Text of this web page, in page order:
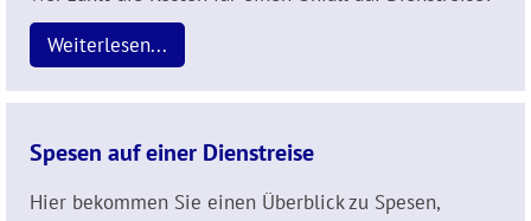
Weiterlesen...
Spesen auf einer Dienstreise
Hier bekommen Sie einen Überblick zu Spesen,